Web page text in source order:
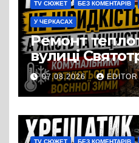
TV СЮЖЕТ БЕЗ КОМЕНТАРІВ
У ЧЕРКАСАХ
Ремонт
вулиці
затягнувся
Вулицю досі
для руху
07.08.2026 EDITOR
TV СЮЖЕТ БЕЗ КОМЕНТАРІВ